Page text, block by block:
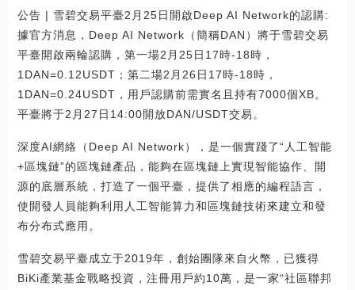
公告 | 雪碧交易平臺2月25日開啟Deep AI Network的認購:
據官方消息，Deep AI Network（簡稱DAN）將于雪碧交易
平臺開啟兩輪認購，第一場2月25日17時-18時，
1DAN=0.12USDT；第二場2月26日17時-18時，
1DAN=0.24USDT，用戶認購前需實名且持有7000個XB。
平臺將于2月27日14:00開放DAN/USDT交易。
深度AI網絡（Deep AI Network），是一個實踐了“人工智能
+區塊鏈”的區塊鏈產品，能夠在區塊鏈上實現智能協作、開
源的底層系統，打造了一個平臺，提供了相應的編程語言，
使開發人員能夠利用人工智能算力和區塊鏈技術來建立和發
布分布式應用。
雪碧交易平臺成立于2019年，創始團隊來自火幣，已獲得
BiKi產業基金戰略投資，注冊用戶約10萬，是一家“社區聯邦